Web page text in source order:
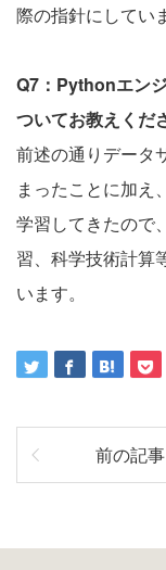
際の指針にしてい
Q7：Pythonエン
ついてお教えくだ
前述の通りデータ
まったことに加え
学習してきたので
習、科学技術計算
います。
前の記事